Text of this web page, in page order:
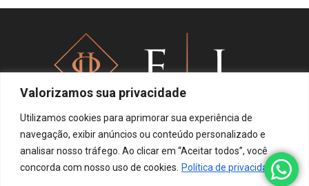
Valorizamos sua privacidade
Utilizamos cookies para aprimorar sua experiência de
navegação, exibir anúncios ou conteúdo personalizado e
analisar nosso tráfego. Ao clicar em “Aceitar todos”, você
concorda com nosso uso de cookies. Política de privacidade
Política de privacidade